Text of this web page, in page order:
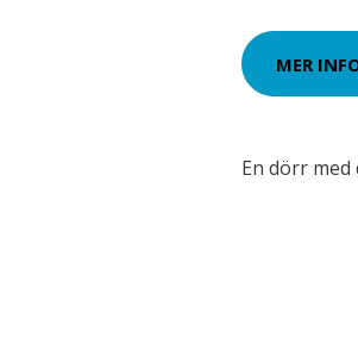
MER
En dörr